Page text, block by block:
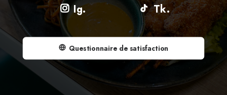
Ig. Tk.
Questionnaire de satisfaction